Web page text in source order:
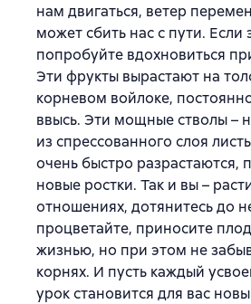
нам двигаться, ветер
может сбить нас с пути.
попробуйте вдохновиться
Эти фрукты вырастают на
корневом войлоке,
ввысь. Эти мощные стволы –
из спрессованного слоя
очень быстро разрастаются,
новые ростки. Так и вы –
отношениях, дотянитесь до
процветайте, приносите
жизнью, но при этом не
корнях. И пусть каждый
урок становится для вас